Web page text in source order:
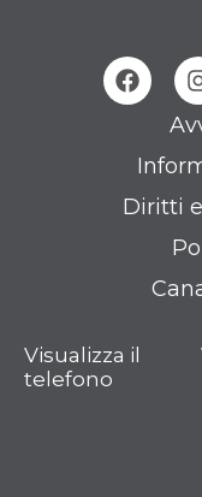
Diritti
Visualizza il
telefono